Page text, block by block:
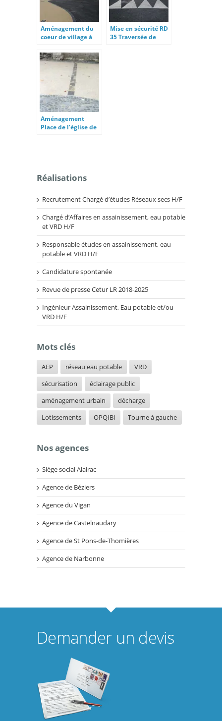
Aménagement du
coeur de village à
Mise en sécurité RD
35 Traversée de
Aménagement
Place de l’église de
Réalisations
Recrutement Chargé d’études Réseaux secs H/F
Chargé d’Affaires en assainissement, eau potable
et VRD H/F
Responsable études en assainissement, eau
potable et VRD H/F
Candidature spontanée
Revue de presse Cetur LR 2018-2025
Ingénieur Assainissement, Eau potable et/ou
VRD H/F
Mots clés
AEP réseau eau potable
VRD
sécurisation
éclairage public
aménagement urbain
décharge
Lotissements
OPQIBI Tourne à gauche
Nos agences
Siège social Alairac
Agence de Béziers
Agence du Vigan
Agence de Castelnaudary
Agence de St Pons-de-Thomières
Agence de Narbonne
Demander un devis